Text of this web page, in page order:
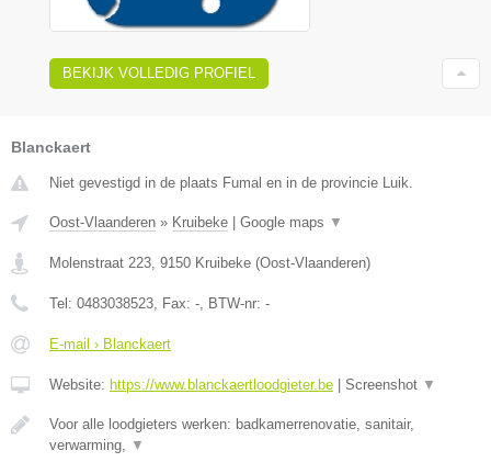
BEKIJK VOLLEDIG PROFIEL
Blanckaert
Niet gevestigd in de plaats Fumal en in de provincie Luik.
Oost-Vlaanderen » Kruibeke Google maps ▼
Molenstraat 223 9150 Kruibeke (Oost-Vlaanderen)
Tel: 0483038523 , Fax: - , BTW-nr: -
E-mail › Blanckaert
Website: https://www.blanckaertloodgieter.be Screenshot ▼
Voor alle loodgieters werken: badkamerrenovatie, sanitair,
verwarming,
▼